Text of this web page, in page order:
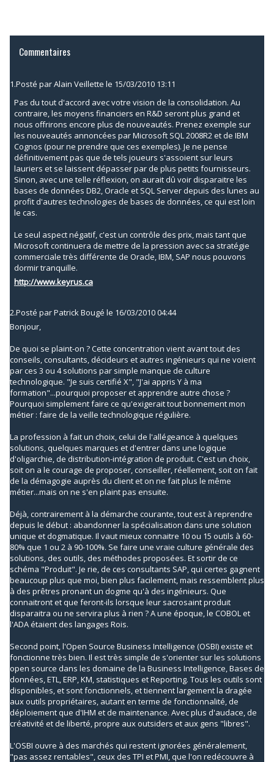
Commentaires
1.Posté parAlain Veillette le 15/03/2010 13:11
Pas du tout d'accord avec votre vision de la consolidation. Au
contraire, les moyens financiers en R&D seront plus grand et
nous offrirons encore plus de nouveautés. Prenez exemple sur
les nouveautés annoncées par Microsoft SQL 2008R2 et de IBM
Cognos (pour ne prendre que ces exemples). Je ne pense
définitivement pas que de tels joueurs s'assoient sur leurs
lauriers et se laissent dépasser par de plus petits fournisseurs.
Sinon, avec une telle réflexion, on aurait dû voir disparaitre les
bases de données DB2, Oracle et SQL Server depuis des lunes au
profit d'autres technologies de bases de données, ce qui est loin
le cas.
Le seul aspect négatif, c'est un contrôle des prix, mais tant que
Microsoft continuera de mettre de la pression avec sa stratégie
commerciale très différente de Oracle, IBM, SAP nous pouvons
dormir tranquille.
http://www.keyrus.ca
2.Posté parPatrick Bougé le 16/03/2010 04:44
Bonjour,
De quoi se plaint-on ? Cette concentration vient avant tout des
conseils, consultants, décideurs et autres ingénieurs qui ne voient
par ces 3 ou 4 solutions par simple manque de culture
technologique. "Je suis certifié X", "J'ai appris Y à ma
formation"...pourquoi proposer et apprendre autre chose ?
Pourquoi simplement faire ce qu'exigerait tout bonnement mon
métier : faire de la veille technologique régulière.
La profession à fait un choix, celui de l'allégeance à quelques
solutions, quelques marques et d'entrer dans une logique
d'oligarchie, de distribution-intégration de produit. C'est un choix,
soit on a le courage de proposer, conseiller, réellement, soit on fait
de la démagogie auprès du client et on ne fait plus le même
métier...mais on ne s'en plaint pas ensuite.
Déjà, contrairement à la démarche courante, tout est à reprendre
depuis le début : abandonner la spécialisation dans une solution
unique et dogmatique. Il vaut mieux connaitre 10 ou 15 outils à 60-
80% que 1 ou 2 à 90-100%. Se faire une vraie culture générale des
solutions, des outils, des méthodes proposées. Et sortir de ce
schéma "Produit". Je rie, de ces consultants SAP, qui certes gagnent
beaucoup plus que moi, bien plus facilement, mais ressemblent plus
à des prêtres pronant un dogme qu'à des ingénieurs. Que
connaitront et que feront-ils lorsque leur sacrosaint produit
disparaitra ou ne servira plus à rien ? A une époque, le COBOL et
l'ADA étaient des langages Rois.
Second point, l'Open Source Business Intelligence (OSBI) existe et
fonctionne très bien. Il est très simple de s'orienter sur les solutions
open source dans les domaine de la Business Intelligence, Bases de
données, ETL, ERP, KM, statistiques et Reporting. Tous les outils sont
disponibles, et sont fonctionnels, et tiennent largement la dragée
aux outils propriétaires, autant en terme de fonctionnalité, de
déploiement que d'IHM et de maintenance. Avec plus d'audace, de
créativité et de liberté, propre aux outsiders et aux gens "libres".
L'OSBI ouvre à des marchés qui restent ignorées généralement,
"pas assez rentables", ceux des TPI et PMI, que l'on redécouvre à